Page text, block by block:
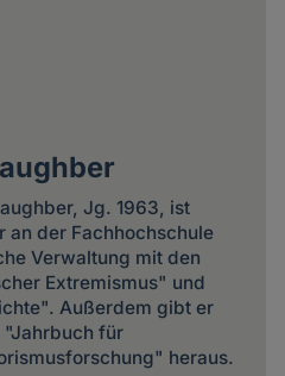
Jg. 1963, ist
an der Fachhochschule
Verwaltung mit den
Extremismus" und
Außerdem gibt er
für
heraus.